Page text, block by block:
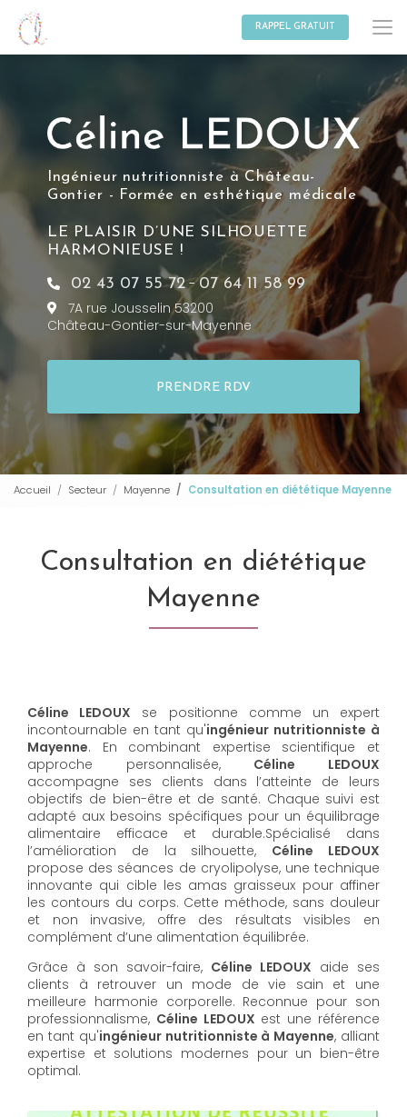
contenu
principal
RAPPEL GRATUIT
Ingénieur nutritionniste à Château-
Gontier - Formée en esthétique médicale
LE PLAISIR D’UNE SILHOUETTE
HARMONIEUSE !
02 43 07 55 72-07 64 11 58 99
7A rue Jousselin 53200
Château-Gontier-sur-Mayenne
PRENDRE RDV
Accueil Secteur Mayenne Consultation en diététique Mayenne
Consultation en diététique
Mayenne
Céline LEDOUX se positionne comme un expert
incontournable en tant qu'ingénieur nutritionniste à
Mayenne. En combinant expertise scientifique et
approche personnalisée, Céline LEDOUX
accompagne ses clients dans l’atteinte de leurs
objectifs de bien-être et de santé. Chaque suivi est
adapté aux besoins spécifiques pour un équilibrage
alimentaire efficace et durable.Spécialisé dans
l’amélioration de la silhouette, Céline LEDOUX
propose des séances de cryolipolyse, une technique
innovante qui cible les amas graisseux pour affiner
les contours du corps. Cette méthode, sans douleur
et non invasive, offre des résultats visibles en
complément d’une alimentation équilibrée.
Grâce à son savoir-faire, Céline LEDOUX aide ses
clients à retrouver un mode de vie sain et une
meilleure harmonie corporelle. Reconnue pour son
professionnalisme, Céline LEDOUX est une référence
en tant qu'ingénieur nutritionniste à Mayenne, alliant
expertise et solutions modernes pour un bien-être
optimal.